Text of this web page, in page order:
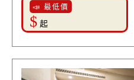
📣 最低價
$ 起